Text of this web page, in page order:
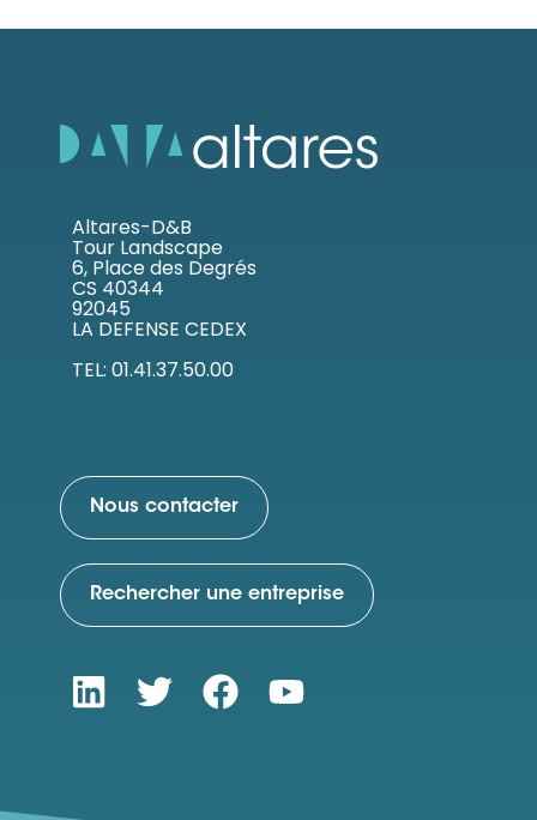
Altares-D&B
Tour Landscape
6, Place des Degrés
CS 40344
92045
LA DEFENSE CEDEX
TEL: 01.41.37.50.00
Nous contacter
Rechercher une entreprise